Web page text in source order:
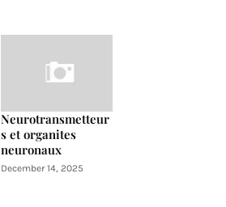
Neurotransmetteur
s et organites
neuronaux
December 14, 2025